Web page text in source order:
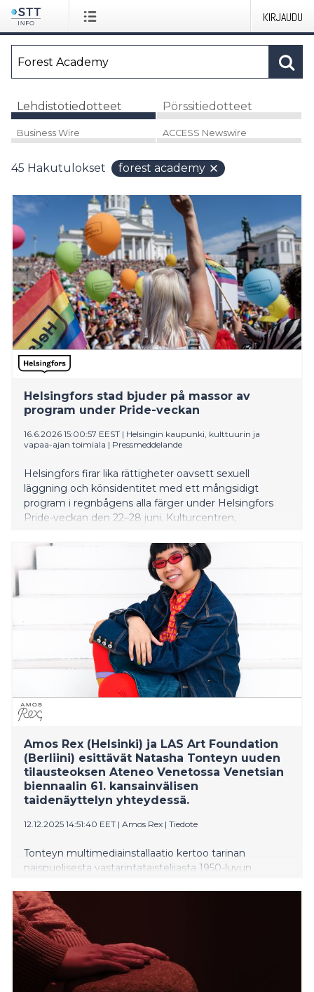
KIRJAUDU
Lehdistötiedotteet Pörssitiedotteet
Business Wire ACCESS Newswire
45 Hakutulokset forest academy
Helsingfors stad bjuder på massor av
program under Pride-veckan
16.6.2026 15:00:57 EEST | Helsingin kaupunki, kulttuurin ja
vapaa-ajan toimiala | Pressmeddelande
Helsingfors firar lika rättigheter oavsett sexuell
läggning och könsidentitet med ett mångsidigt
program i regnbågens alla färger under Helsingfors
Pride-veckan den 22–28 juni. Kulturcentren,
idrottstjänsterna fixar festen med konserter,
verkstäder, karaoke, glitterdekorationer och mycket
mer. De flesta evenemang är gratis och också de som
är avgiftsbelagda är förmånliga.
Amos Rex (Helsinki) ja LAS Art Foundation
(Berliini) esittävät Natasha Tonteyn uuden
tilausteoksen Ateneo Venetossa Venetsian
biennaalin 61. kansainvälisen
taidenäyttelyn yhteydessä.
12.12.2025 14:51:40 EET | Amos Rex | Tiedote
Tonteyn multimediainstallaatio kertoo tarinan
naispuolisesta vastarintataistelijasta 1950-luvun
minahasalaista symboliikkaa ja nykyaikaisia sotilaallisia
kuvantamistekniikoita sekä pohtii toimijuutta ja
vastarintaa valvonnan aikakaudella.